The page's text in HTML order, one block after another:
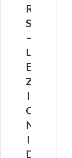
R
S
–
L
E
Z
I
O
N
I
D